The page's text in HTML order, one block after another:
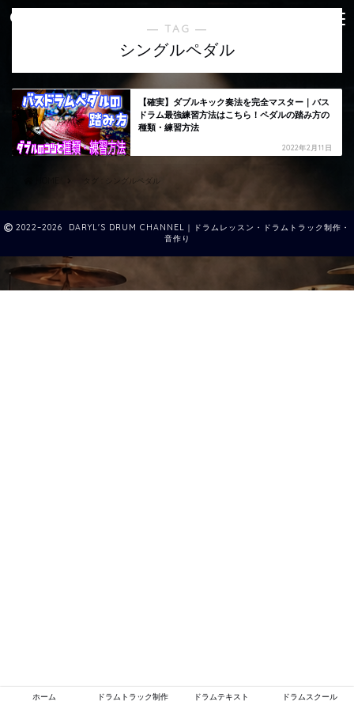
― TAG ―
シングルペダル
【確実】ダブルキック奏法を完全マスター｜バス
ドラム最強練習方法はこちら！ペダルの踏み方の
種類・練習方法
2022年2月11日
タグ : シングルペダル
2022–2026 DARYL'S DRUM CHANNEL｜ドラムレッスン・ドラムトラック制作・
音作り
ホーム ドラムトラック制作 ドラムテキスト ドラムスクール